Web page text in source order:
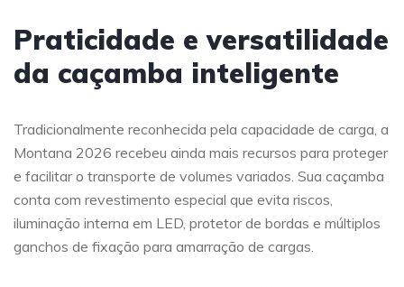
Praticidade e versatilidade
da caçamba inteligente
Tradicionalmente reconhecida pela capacidade de carga, a
Montana 2026 recebeu ainda mais recursos para proteger
e facilitar o transporte de volumes variados. Sua caçamba
conta com revestimento especial que evita riscos,
iluminação interna em LED, protetor de bordas e múltiplos
ganchos de fixação para amarração de cargas.